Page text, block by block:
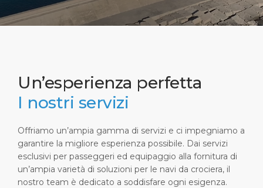
Un’esperienza perfetta
I nostri servizi
Offriamo un’ampia gamma di servizi e ci impegniamo a
garantire la migliore esperienza possibile. Dai servizi
esclusivi per passeggeri ed equipaggio alla fornitura di
un’ampia varietà di soluzioni per le navi da crociera, il
nostro team è dedicato a soddisfare ogni esigenza.